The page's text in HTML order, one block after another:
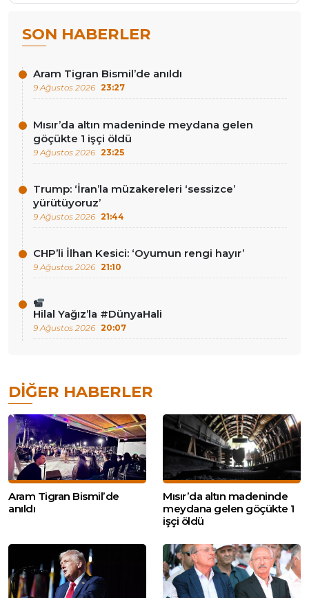
SON HABERLER
Aram Tigran Bismil’de anıldı
9 Ağustos 2026 23:27
Mısır’da altın madeninde meydana gelen
göçükte 1 işçi öldü
9 Ağustos 2026 23:25
Trump: ‘İran’la müzakereleri ‘sessizce’
yürütüyoruz’
9 Ağustos 2026 21:44
CHP’li İlhan Kesici: ‘Oyumun rengi hayır’
9 Ağustos 2026 21:10
Hilal Yağız’la #DünyaHali
9 Ağustos 2026 20:07
DIĞER HABERLER
Aram Tigran Bismil’de
anıldı
Mısır’da altın madeninde
meydana gelen göçükte 1
işçi öldü